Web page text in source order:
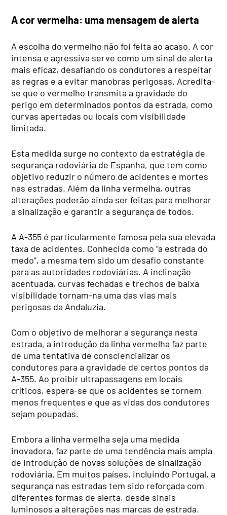
A cor vermelha: uma mensagem de alerta
A escolha do vermelho não foi feita ao acaso. A cor
intensa e agressiva serve como um sinal de alerta
mais eficaz, desafiando os condutores a respeitar
as regras e a evitar manobras perigosas. Acredita-
se que o vermelho transmita a gravidade do
perigo em determinados pontos da estrada, como
curvas apertadas ou locais com visibilidade
limitada.
Esta medida surge no contexto da estratégia de
segurança rodoviária de Espanha, que tem como
objetivo reduzir o número de acidentes e mortes
nas estradas. Além da linha vermelha, outras
alterações poderão ainda ser feitas para melhorar
a sinalização e garantir a segurança de todos.
A A-355 é particularmente famosa pela sua elevada
taxa de acidentes. Conhecida como “a estrada do
medo”, a mesma tem sido um desafio constante
para as autoridades rodoviárias. A inclinação
acentuada, curvas fechadas e trechos de baixa
visibilidade tornam-na uma das vias mais
perigosas da Andaluzia.
Com o objetivo de melhorar a segurança nesta
estrada, a introdução da linha vermelha faz parte
de uma tentativa de consciencializar os
condutores para a gravidade de certos pontos da
A-355. Ao proibir ultrapassagens em locais
críticos, espera-se que os acidentes se tornem
menos frequentes e que as vidas dos condutores
sejam poupadas.
Embora a linha vermelha seja uma medida
inovadora, faz parte de uma tendência mais ampla
de introdução de novas soluções de sinalização
rodoviária. Em muitos países, incluindo Portugal, a
segurança nas estradas tem sido reforçada com
diferentes formas de alerta, desde sinais
luminosos a alterações nas marcas de estrada.